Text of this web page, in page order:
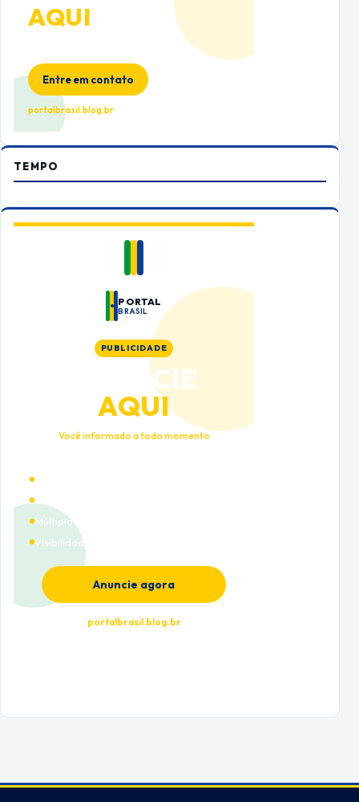
AQUI
Entre em contato
portalbrasil.blog.br
TEMPO
PORTAL
BRASIL
PUBLICIDADE
ANUNCIE
AQUI
Você informado a todo momento
Múltiplas categorias
Visibilidade premium
Anuncie agora
portalbrasil.blog.br